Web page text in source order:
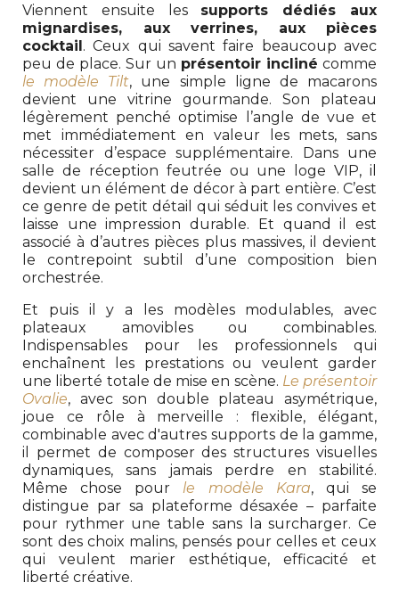
Viennent ensuite les supports dédiés aux
mignardises, aux verrines, aux pièces
cocktail. Ceux qui savent faire beaucoup avec
peu de place. Sur un présentoir incliné comme
le modèle Tilt, une simple ligne de macarons
devient une vitrine gourmande. Son plateau
légèrement penché optimise l’angle de vue et
met immédiatement en valeur les mets, sans
nécessiter d’espace supplémentaire. Dans une
salle de réception feutrée ou une loge VIP, il
devient un élément de décor à part entière. C’est
ce genre de petit détail qui séduit les convives et
laisse une impression durable. Et quand il est
associé à d’autres pièces plus massives, il devient
le contrepoint subtil d’une composition bien
orchestrée.
Et puis il y a les modèles modulables, avec
plateaux amovibles ou combinables.
Indispensables pour les professionnels qui
enchaînent les prestations ou veulent garder
une liberté totale de mise en scène. Le présentoir
Ovalie, avec son double plateau asymétrique,
joue ce rôle à merveille : flexible, élégant,
combinable avec d'autres supports de la gamme,
il permet de composer des structures visuelles
dynamiques, sans jamais perdre en stabilité.
Même chose pourle modèle Kara, qui se
distingue par sa plateforme désaxée – parfaite
pour rythmer une table sans la surcharger. Ce
sont des choix malins, pensés pour celles et ceux
qui veulent marier esthétique, efficacité et
liberté créative.